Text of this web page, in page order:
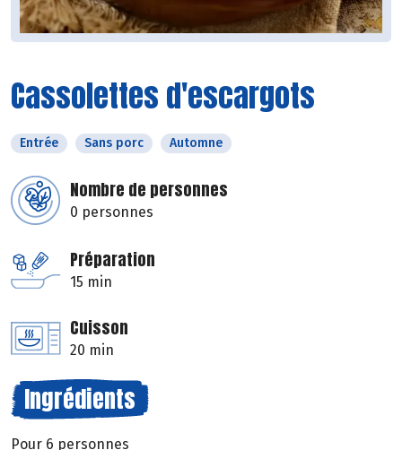
Cassolettes d'escargots
Entrée Sans porc Automne
Nombre de personnes
0 personnes
Préparation
15 min
Cuisson
20 min
Ingrédients
Pour 6 personnes